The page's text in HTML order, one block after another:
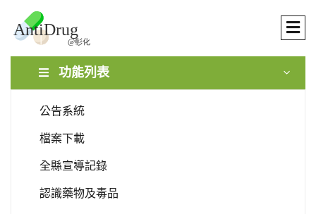
功能列表
公告系統
檔案下載
全縣宣導記錄
認識藥物及毒品